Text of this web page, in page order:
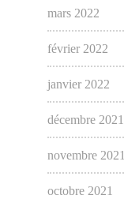
mars 2022
février 2022
janvier 2022
décembre 2021
novembre 2021
octobre 2021